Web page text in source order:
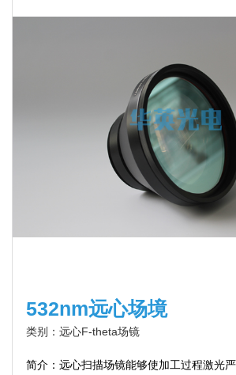
532nm远心场境
类别：远心F-theta场镜
简介：远心扫描场镜能够使加工过程激光